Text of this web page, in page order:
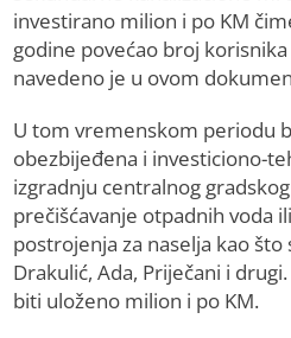
investirano milion i po KM
godine povećao broj
navedeno je u ovom
U tom vremenskom periodu
obezbijeđena i investiciono-
izgradnju centralnog
prečišćavanje otpadnih voda
postrojenja za naselja kao što
Drakulić, Ada, Priječani i
biti uloženo milion i po KM.